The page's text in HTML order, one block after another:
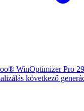
® WinOptimizer Pro 29
következő